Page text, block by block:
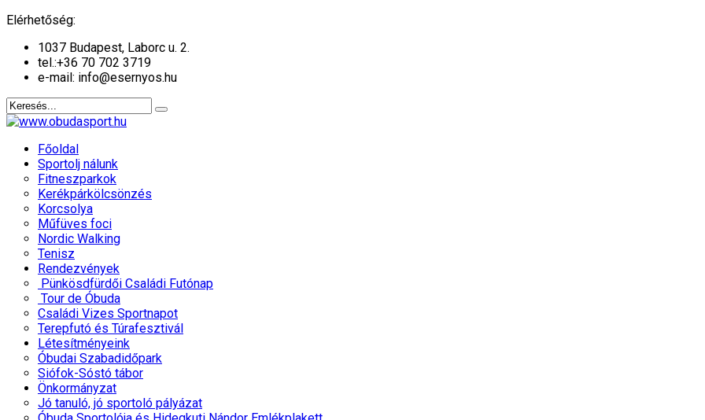
Elérhetőség:
1037 Budapest, Laborc u. 2.
tel.:+36 70 702 3719
e-mail: info@esernyos.hu
Főoldal
Sportolj nálunk
Fitneszparkok
Kerékpárkölcsönzés
Korcsolya
Műfüves foci
Nordic Walking
Tenisz
Rendezvények
Pünkösdfürdői Családi Futónap
Tour de Óbuda
Családi Vizes Sportnapot
Terepfutó és Túrafesztivál
Létesítményeink
Óbudai Szabadidőpark
Siófok-Sóstó tábor
Önkormányzat
Jó tanuló, jó sportoló pályázat
év
hónap
év
hónap